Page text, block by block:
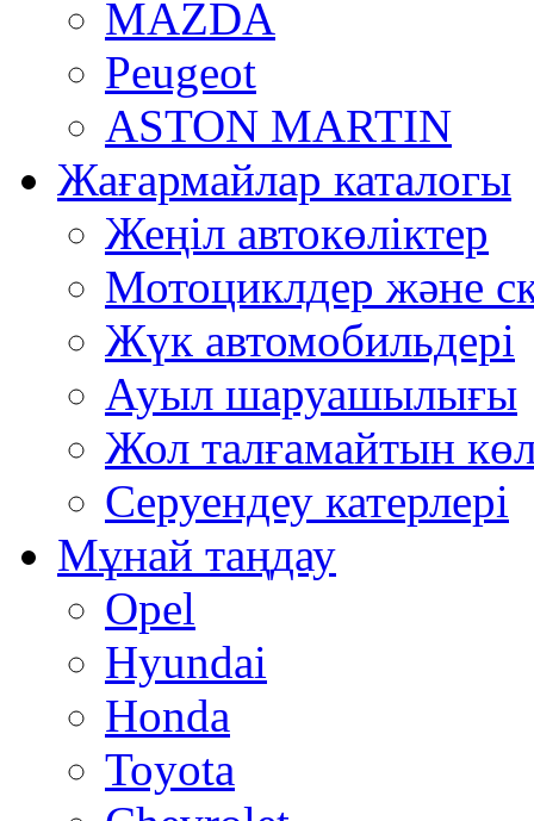
MAZDA
Peugeot
ASTON MARTIN
Жағармайлар каталогы
Жеңіл автокөліктер
Мотоциклдер және
Жүк автомобильдері
Ауыл шаруашылығы
Жол талғамайтын
Серуендеу катерлері
Mұнай таңдау
Opel
Hyundai
Honda
Toyota